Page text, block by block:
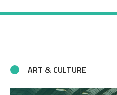
ART & CULTURE